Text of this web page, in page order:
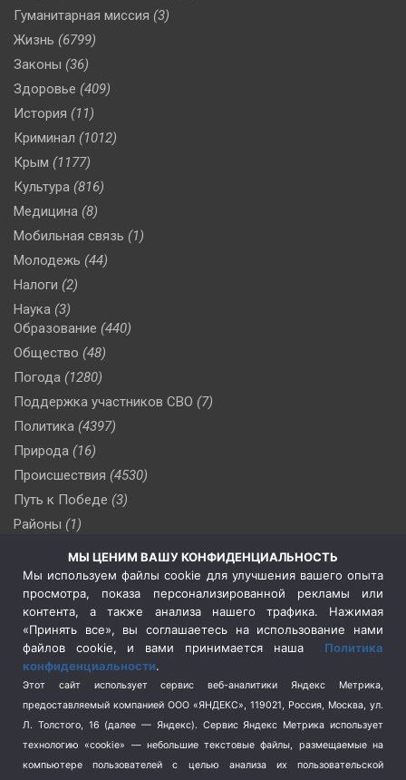
Гуманитарная миссия (3)
Жизнь (6799)
Законы (36)
Здоровье (409)
История (11)
Криминал (1012)
Крым (1177)
Культура (816)
Медицина (8)
Мобильная связь (1)
Молодежь (44)
Налоги (2)
Наука (3)
Образование (440)
Общество (48)
Погода (1280)
Поддержка участников СВО (7)
Политика (4397)
Природа (16)
Происшествия (4530)
Путь к Победе (3)
Районы (1)
(510)
Сельское хозяйство (3)
Социальная политика
(3)
Спецоперация в Украине
Спецоперация на Украине
(404)
Спорт (740)
Терроризм (1)
Транспорт (262)
Туризм (178)
МЫ ЦЕНИМ ВАШУ КОНФИДЕНЦИАЛЬНОСТЬ
Мы используем файлы cookie для улучшения вашего опыта
просмотра, показа персонализированной рекламы или
контента, а также анализа нашего трафика. Нажимая
«Принять все», вы соглашаетесь на использование нами
файлов cookie, и вами принимается наша Политика
конфиденциальности.
Этот сайт использует сервис веб-аналитики Яндекс Метрика,
предоставляемый компанией ООО «ЯНДЕКС», 119021, Россия, Москва, ул.
Л. Толстого, 16 (далее — Яндекс). Сервис Яндекс Метрика использует
технологию «cookie» — небольшие текстовые файлы, размещаемые на
компьютере пользователей с целью анализа их пользовательской